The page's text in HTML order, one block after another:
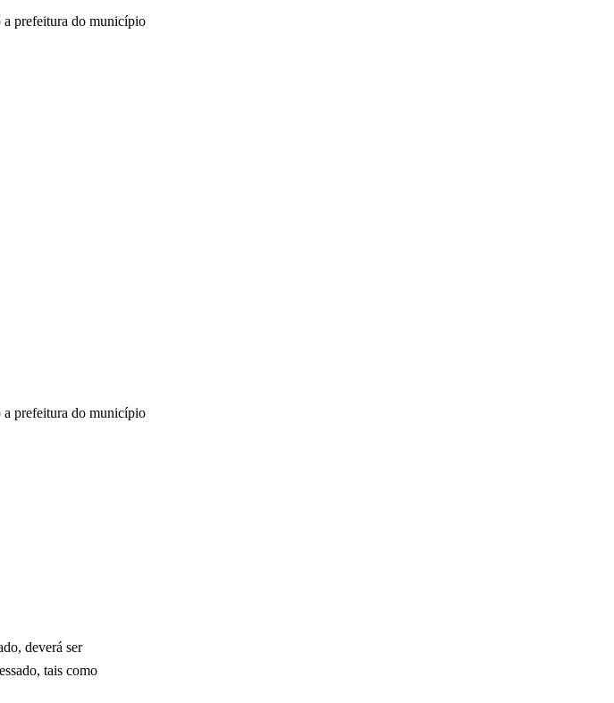
a prefeitura do município
a prefeitura do município
deverá ser
tais como